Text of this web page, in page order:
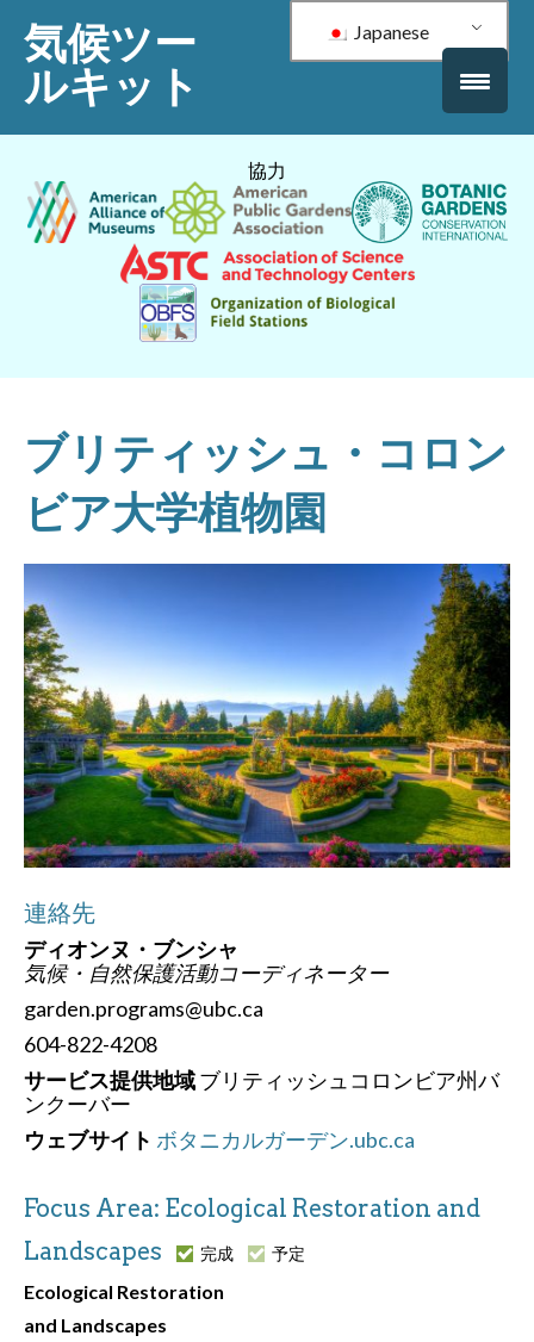
気候ツー
ルキット
Japanese
協力
ブリティッシュ・コロン
ビア大学植物園
連絡先
ディオンヌ・ブンシャ
気候・自然保護活動コーディネーター
garden.programs@ubc.ca
604-822-4208
サービス提供地域ブリティッシュコロンビア州バ
ンクーバー
ウェブサイト ボタニカルガーデン.ubc.ca
Focus Area: Ecological Restoration and
Landscapes
完成 予定
Ecological Restoration
and Landscapes